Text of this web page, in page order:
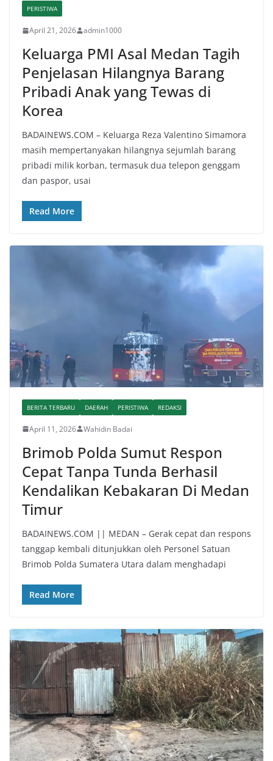
PERISTIWA
April 21, 2026 admin1000
Keluarga PMI Asal Medan Tagih
Penjelasan Hilangnya Barang
Pribadi Anak yang Tewas di
Korea
BADAINEWS.COM – Keluarga Reza Valentino Simamora
masih mempertanyakan hilangnya sejumlah barang
pribadi milik korban, termasuk dua telepon genggam
dan paspor, usai
Read More
BERITA TERBARU DAERAH PERISTIWA REDAKSI
April 11, 2026 Wahidin Badai
Brimob Polda Sumut Respon
Cepat Tanpa Tunda Berhasil
Kendalikan Kebakaran Di Medan
Timur
BADAINEWS.COM || MEDAN – Gerak cepat dan respons
tanggap kembali ditunjukkan oleh Personel Satuan
Brimob Polda Sumatera Utara dalam menghadapi
Read More